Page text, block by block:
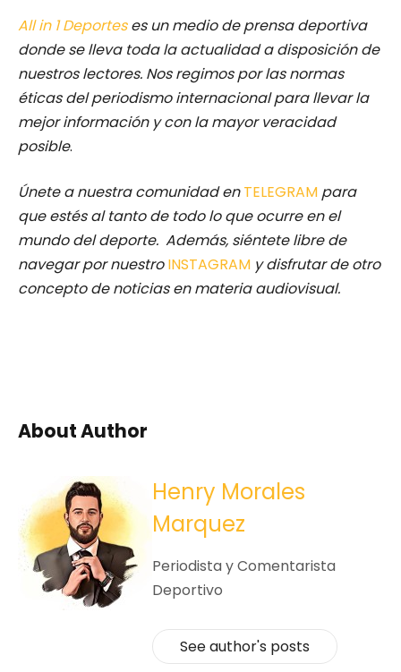
All in 1 Deporteses un medio de prensa deportiva
donde se lleva toda la actualidad a disposición de
nuestros lectores. Nos regimos por las normas
éticas del periodismo internacional para llevar la
mejor información y con la mayor veracidad
posible.
Únete a nuestra comunidad enTELEGRAM para
que estés al tanto de todo lo que ocurre en el
mundo del deporte. Además, siéntete libre de
navegar por nuestro INSTAGRAM y disfrutar de otro
concepto de noticias en materia audiovisual.
About Author
Henry Morales
Marquez
Periodista y Comentarista
Deportivo
See author's posts